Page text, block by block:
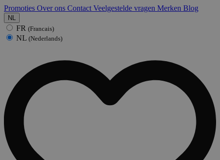
Promoties Over ons Contact Veelgestelde vragen Merken Blog
NL
FR (Francais)
NL (Nederlands)